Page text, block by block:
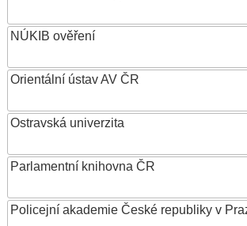
NÚKIB ověření
Orientální ústav AV ČR
Ostravská univerzita
Parlamentní knihovna ČR
Policejní akademie České republiky v